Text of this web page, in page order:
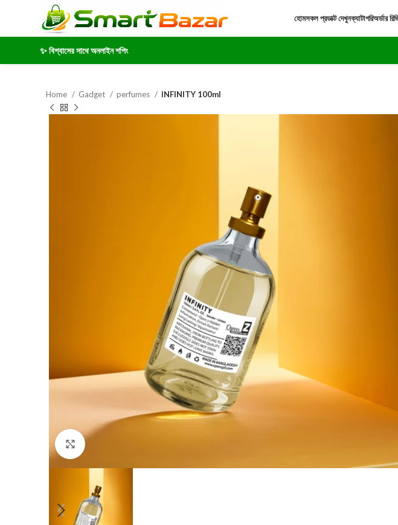
হোমসকল প্রডাক্ট দেখুনক্যাটাগরিঅর্ডার
✨ বিশ্বাসের সাথে অনলাইন শপিং
Home Gadget perfumes INFINITY 100ml